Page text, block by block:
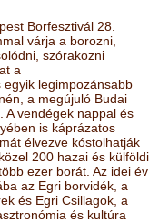
Borfesztivál 28.
várja a borozni,
szórakozni
a
egyik legimpozánsabb
a megújuló Budai
A vendégek nappal és
is káprázatos
élvezve kóstolhatják
200 hazai és külföldi
ezer borát. Az idei év
az Egri borvidék, a
és Egri Csillagok, a
és kultúra